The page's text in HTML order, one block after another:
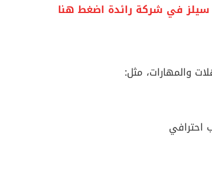
في شركة رائدة اضغط هنا
والمهارات، مثل:
احترافي